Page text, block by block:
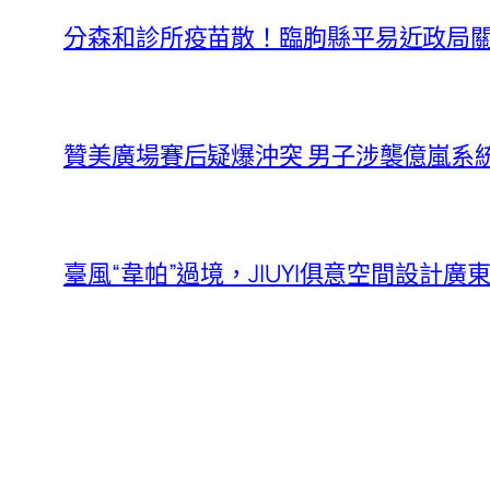
分森和診所疫苗散！臨朐縣平易近政局
贊美廣場賽后疑爆沖突 男子涉襲億嵐系
臺風“韋帕”過境，JIUYI俱意空間設計廣